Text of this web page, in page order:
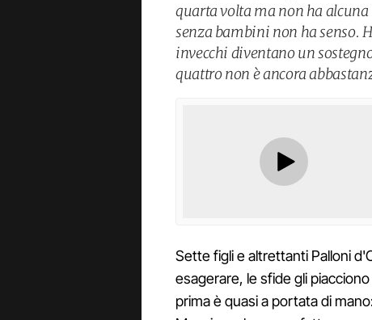
quarta volta ma non ha
senza bambini non ha senso.
invecchi diventano un
quattro non è ancora
Sette figli e altrettanti Palloni
esagerare, le sfide gli
prima è quasi a portata di